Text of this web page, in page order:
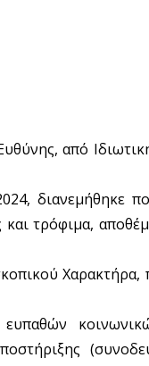
από
διανεμήθηκε
τρόφιμα,
Χαρακτήρα,